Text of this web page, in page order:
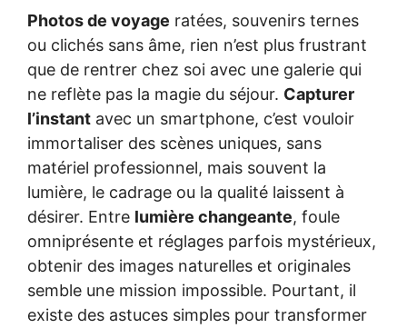
Photos de voyage ratées, souvenirs ternes
ou clichés sans âme, rien n’est plus frustrant
que de rentrer chez soi avec une galerie qui
ne reflète pas la magie du séjour. Capturer
l’instant avec un smartphone, c’est vouloir
immortaliser des scènes uniques, sans
matériel professionnel, mais souvent la
lumière, le cadrage ou la qualité laissent à
désirer. Entre lumière changeante, foule
omniprésente et réglages parfois mystérieux,
obtenir des images naturelles et originales
semble une mission impossible. Pourtant, il
existe des astuces simples pour transformer